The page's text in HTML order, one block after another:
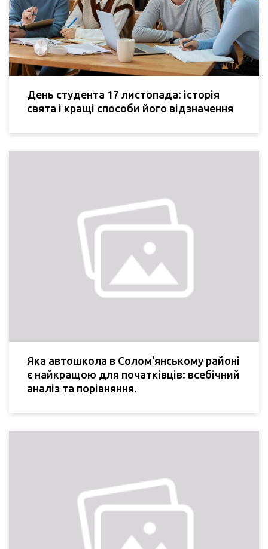
День студента 17 листопада: історія
свята і кращі способи його відзначення
Яка автошкола в Солом'янському районі
є найкращою для початківців: всебічний
аналіз та порівняння.